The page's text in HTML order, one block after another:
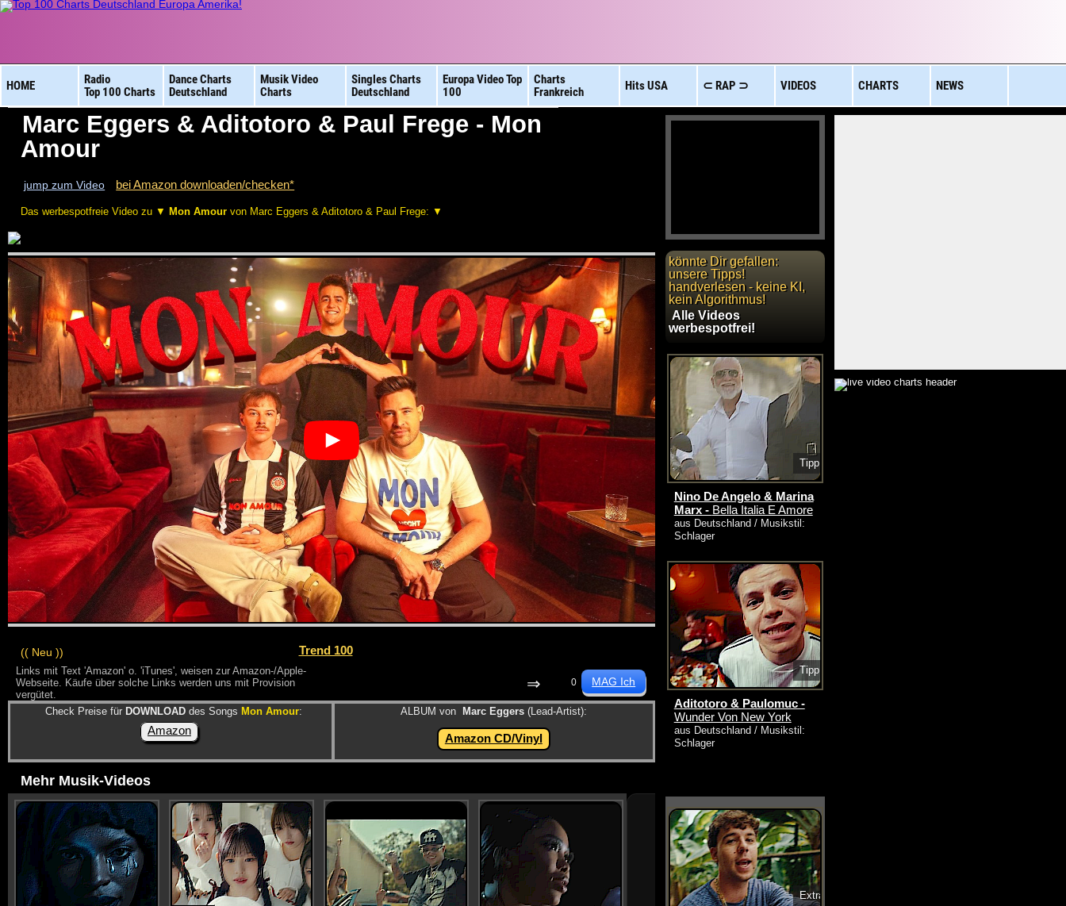
HOME
Radio
Top 100 Charts
Dance Charts
Deutschland
Musik Video
Charts
Singles Charts
Deutschland
Europa VideoTop
100
Charts
Frankreich
HitsUSA ⊂ RAP ⊃ VIDEOS CHARTS NEWS
Marc Eggers & Aditotoro & Paul Frege - Mon
Amour
jump zum Video bei Amazon downloaden/checken*
Das werbespotfreie Video zu ▼ Mon Amour von Marc Eggers & Aditotoro & Paul Frege: ▼
(( Neu )) Trend 100
Links mit Text 'Amazon' o. 'iTunes', weisen zur Amazon-/Apple-
Webseite. Käufe über solche Links werden uns mit Provision
vergütet.
⇒ 0
Check Preise für DOWNLOAD des Songs Mon Amour:
Amazon
ALBUM von Marc Eggers(Lead-Artist):
Amazon CD/Vinyl
Mehr Musik-Videos
➔
könnte Dir gefallen:
unsere Tipps!
handverlesen - keine KI,
kein Algorithmus!
Alle Videos
werbespotfrei!
Tipp
Nino De Angelo & Marina
Marx - Bella Italia E Amore
aus Deutschland / Musikstil:
Schlager
Tipp
Aditotoro & Paulomuc -
Wunder Von New York
aus Deutschland / Musikstil:
Schlager
Extra